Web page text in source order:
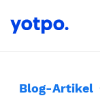
Blog-Artikel